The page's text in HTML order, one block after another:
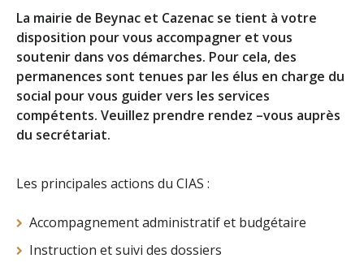
La mairie de Beynac et Cazenac se tient à votre
disposition pour vous accompagner et vous
soutenir dans vos démarches. Pour cela, des
permanences sont tenues par les élus en charge du
social pour vous guider vers les services
compétents. Veuillez prendre rendez –vous auprès
du secrétariat.
Les principales actions du CIAS :
Accompagnement administratif et budgétaire
Instruction et suivi des dossiers